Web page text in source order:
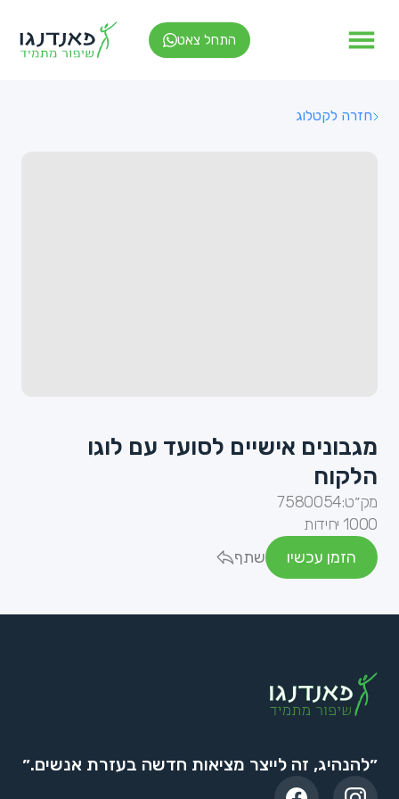
התחל צאט
חזרה לקטלוג
מגבונים אישיים לסועד עם לוגו
הלקוח
מק״ט:7580054
1000 יחידות
הזמן עכשיו
שתף
״להנהיג, זה לייצר מציאות חדשה בעזרת אנשים.״